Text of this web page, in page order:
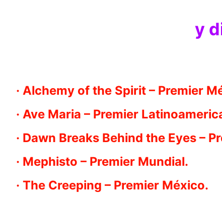
y
· Alchemy of the Spirit – Premier
· Ave Maria – Premier
· Dawn Breaks Behind the Eyes –
· Mephisto – Premier Mundial.
· The Creeping – Premier México.